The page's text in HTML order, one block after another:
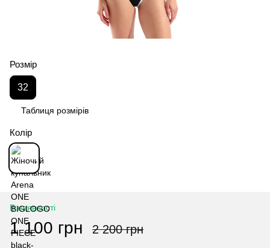
Розмір
32
Таблиця розмірів
Колір
В наявності
1 100 грн 2 200 грн